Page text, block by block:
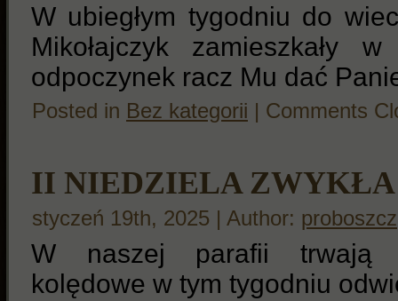
W ubiegłym tygodniu do
Mikołajczyk zamieszkały
odpoczynek racz Mu dać
Posted in Bez kategorii Comments
II NIEDZIELA ZWYKŁA
styczeń 19th, 2025 | Author: proboszcz
W naszej parafii trwają
kolędowe w tym tygodniu